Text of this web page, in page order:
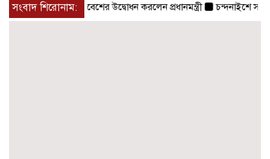
সংবাদ শিরোনাম:
চিকিৎসক সমাবেশের উদ্বোধন করলেন প্রধানমন্ত্রী চন্দনাইশে সড়ক